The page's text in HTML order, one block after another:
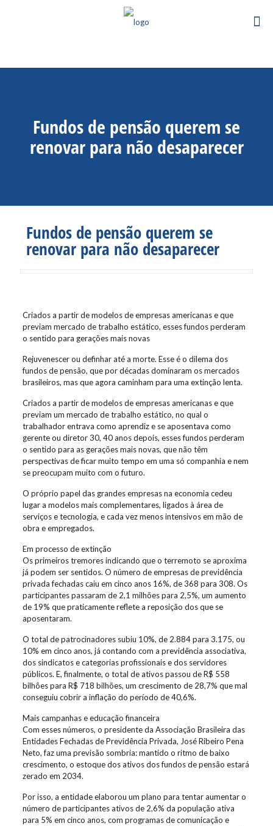
Fundos de pensão querem se
renovar para não desaparecer
Fundos de pensão querem se
renovar para não desaparecer
Criados a partir de modelos de empresas americanas e que
previam mercado de trabalho estático, esses fundos perderam
o sentido para gerações mais novas
Rejuvenescer ou definhar até a morte. Esse é o dilema dos
fundos de pensão, que por décadas dominaram os mercados
brasileiros, mas que agora caminham para uma extinção lenta.
Criados a partir de modelos de empresas americanas e que
previam um mercado de trabalho estático, no qual o
trabalhador entrava como aprendiz e se aposentava como
gerente ou diretor 30, 40 anos depois, esses fundos perderam
o sentido para as gerações mais novas, que não têm
perspectivas de ficar muito tempo em uma só companhia e nem
se preocupam muito com o futuro.
O próprio papel das grandes empresas na economia cedeu
lugar a modelos mais complementares, ligados à área de
serviços e tecnologia, e cada vez menos intensivos em mão de
obra e empregados.
Em processo de extinção
Os primeiros tremores indicando que o terremoto se aproxima
já podem ser sentidos. O número de empresas de previdência
privada fechadas caiu em cinco anos 16%, de 368 para 308. Os
participantes passaram de 2,1 milhões para 2,5%, um aumento
de 19% que praticamente reflete a reposição dos que se
aposentaram.
O total de patrocinadores subiu 10%, de 2.884 para 3.175, ou
10% em cinco anos, já contando com a previdência associativa,
dos sindicatos e categorias profissionais e dos servidores
públicos. E, finalmente, o total de ativos passou de R$ 558
bilhões para R$ 718 bilhões, um crescimento de 28,7% que mal
conseguiu cobrir a inflação do período de 40,6%.
Mais campanhas e educação financeira
Com esses números, o presidente da Associação Brasileira das
Entidades Fechadas de Previdência Privada, José Ribeiro Pena
Neto, faz uma previsão sombria: mantido o ritmo de baixo
crescimento, o estoque dos ativos dos fundos de pensão estará
zerado em 2034.
Por isso, a entidade elaborou um plano para tentar aumentar o
número de participantes ativos de 2,6% da população ativa
para 5% em cinco anos, com programas de comunicação e